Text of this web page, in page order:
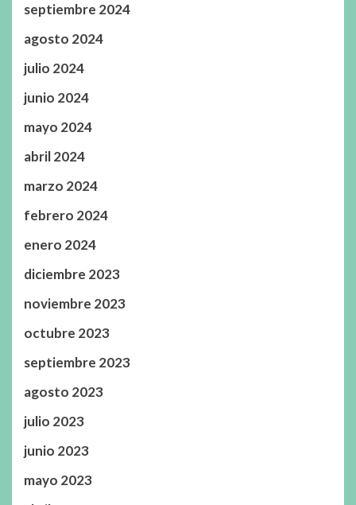
septiembre 2024
agosto 2024
julio 2024
junio 2024
mayo 2024
abril 2024
marzo 2024
febrero 2024
enero 2024
diciembre 2023
noviembre 2023
octubre 2023
septiembre 2023
agosto 2023
julio 2023
junio 2023
mayo 2023